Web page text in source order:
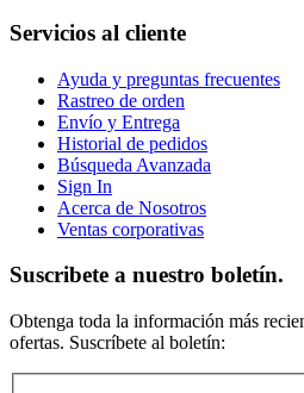
Servicios al cliente
Ayuda y preguntas frecuentes
Rastreo de orden
Envío y Entrega
Historial de pedidos
Búsqueda Avanzada
Sign In
Acerca de Nosotros
Ventas corporativas
Suscribete a nuestro boletín.
Obtenga toda la información más
ofertas. Suscríbete al boletín: